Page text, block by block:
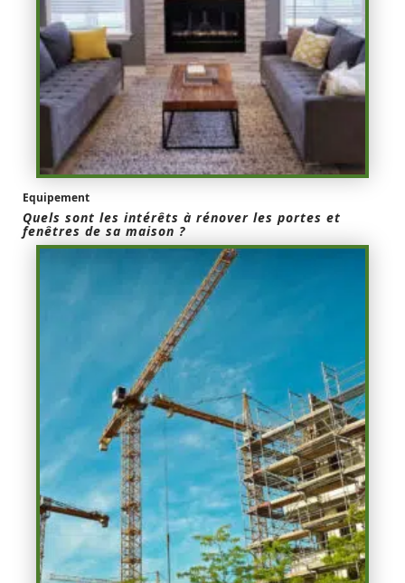
Equipement
Quels sont les intérêts à rénover les portes et
fenêtres de sa maison ?